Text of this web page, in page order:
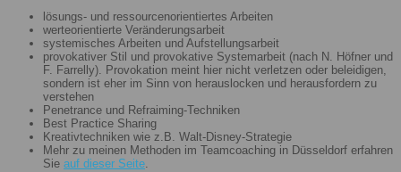
lösungs- und ressourcenorientiertes Arbeiten
werteorientierte Veränderungsarbeit
systemisches Arbeiten und Aufstellungsarbeit
provokativer Stil und provokative Systemarbeit (nach N. Höfner und
F. Farrelly). Provokation meint hier nicht verletzen oder beleidigen,
sondern ist eher im Sinn von herauslocken und herausfordern zu
verstehen
Penetrance und Refraiming-Techniken
Best Practice Sharing
Kreativtechniken wie z.B. Walt-Disney-Strategie
Mehr zu meinen Methoden im Teamcoaching in Düsseldorf erfahren
Sie auf dieser Seite.